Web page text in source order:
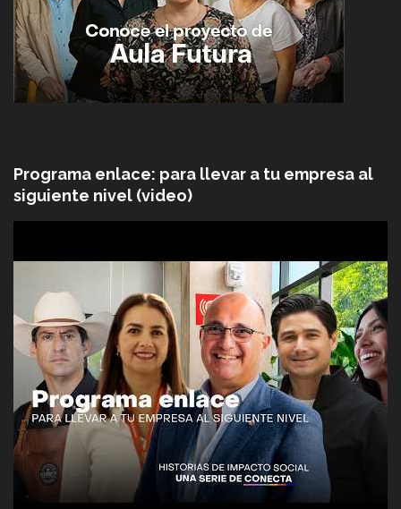
Programa enlace: para llevar a tu empresa al
siguiente nivel (video)